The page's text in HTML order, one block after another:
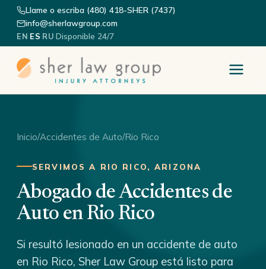
Llame o escriba (480) 418-SHER (7437)
info@sherlawgroup.com
EN·ES·RU·Disponible 24/7
Inicio/Accidentes de Auto/Rio Rico
SERVIMOS A RIO RICO, ARIZONA
Abogado de Accidentes de
Auto en Rio Rico
Si resultó lesionado en un accidente de auto
en Rio Rico, Sher Law Group está listo para